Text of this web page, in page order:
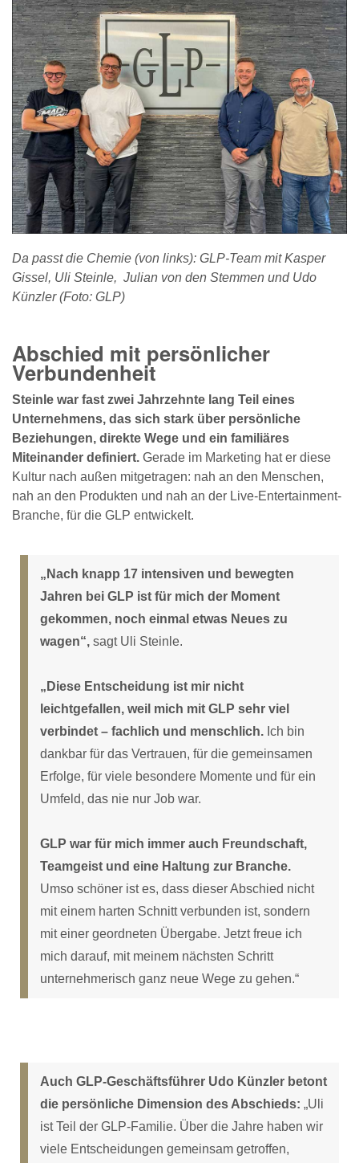
Da passt die Chemie (von links): GLP-Team mit Kasper
Gissel, Uli Steinle, Julian von den Stemmen und Udo
Künzler (Foto: GLP)
Abschied mit persönlicher
Verbundenheit
Steinle war fast zwei Jahrzehnte lang Teil eines
Unternehmens, das sich stark über persönliche
Beziehungen, direkte Wege und ein familiäres
Miteinander definiert. Gerade im Marketing hat er diese
Kultur nach außen mitgetragen: nah an den Menschen,
nah an den Produkten und nah an der Live-Entertainment-
Branche, für die GLP entwickelt.
„Nach knapp 17 intensiven und bewegten
Jahren bei GLP ist für mich der Moment
gekommen, noch einmal etwas Neues zu
wagen“, sagt Uli Steinle.
„Diese Entscheidung ist mir nicht
leichtgefallen, weil mich mit GLP sehr viel
verbindet – fachlich und menschlich. Ich bin
dankbar für das Vertrauen, für die gemeinsamen
Erfolge, für viele besondere Momente und für ein
Umfeld, das nie nur Job war.
GLP war für mich immer auch Freundschaft,
Teamgeist und eine Haltung zur Branche.
Umso schöner ist es, dass dieser Abschied nicht
mit einem harten Schnitt verbunden ist, sondern
mit einer geordneten Übergabe. Jetzt freue ich
mich darauf, mit meinem nächsten Schritt
unternehmerisch ganz neue Wege zu gehen.“
Auch GLP-Geschäftsführer Udo Künzler betont
die persönliche Dimension des Abschieds: „Uli
ist Teil der GLP-Familie. Über die Jahre haben wir
viele Entscheidungen gemeinsam getroffen,